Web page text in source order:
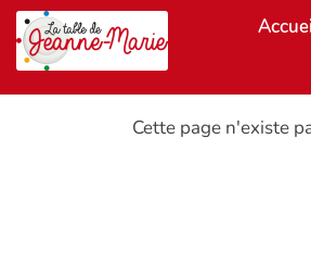
Aller au contenu principal
Cette page n'existe